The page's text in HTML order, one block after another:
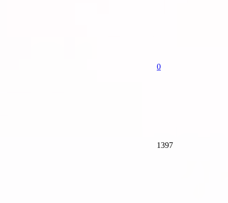
0
1397